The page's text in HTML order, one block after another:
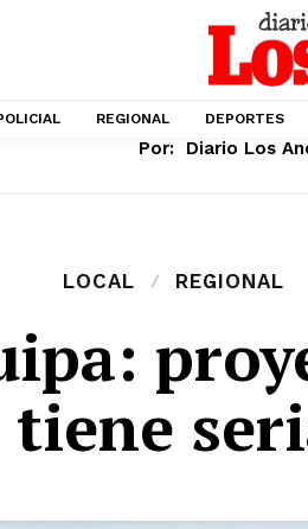
REGIONAL DEPORTES
Por: Diario Los
LOCAL REGIONAL